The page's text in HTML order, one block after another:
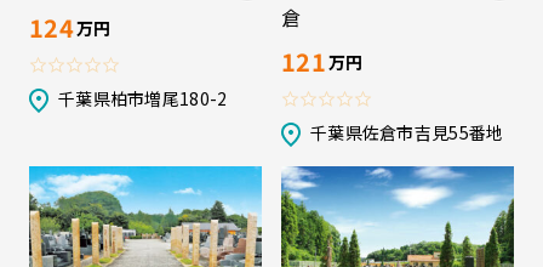
124万円
千葉県柏市増尾180-2
倉
121万円
千葉県佐倉市吉見55番地